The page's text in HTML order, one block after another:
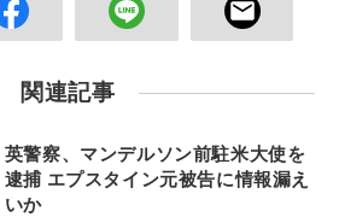
関連記事
英警察、マンデルソン前駐米大使を
逮捕 エプスタイン元被告に情報漏え
いか